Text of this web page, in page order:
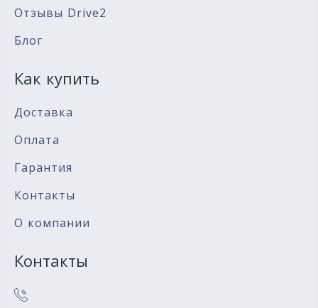
Отзывы Drive2
Блог
Как купить
Доставка
Оплата
Гарантия
Контакты
О компании
Контакты